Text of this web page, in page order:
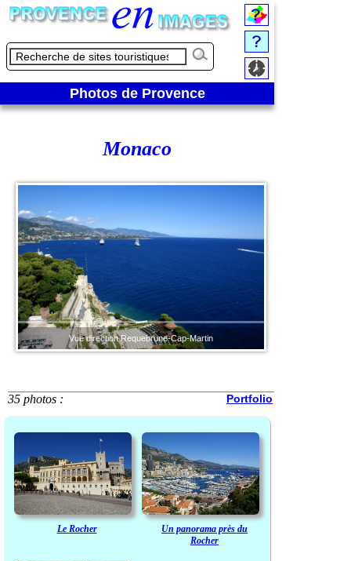
Photos de Provence
Monaco
Vue direction Requebrune-Cap-Martin
35 photos : Portfolio
Le Rocher
Un panorama près du
Rocher